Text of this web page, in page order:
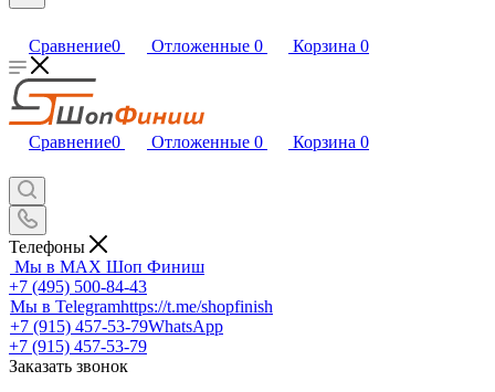
Сравнение0 Отложенные 0 Корзина 0
Сравнение0 Отложенные 0 Корзина 0
Телефоны
Мы в MAX Шоп Финиш
+7 (495) 500-84-43
Мы в Telegramhttps://t.me/shopfinish
+7 (915) 457-53-79WhatsApp
+7 (915) 457-53-79
Заказать звонок